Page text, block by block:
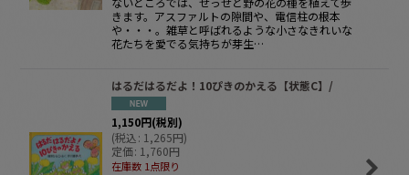
きます。アスファルトの隙間や、電信柱の根本
や・・・。雑草と呼ばれるような小さなきれいな
花たちを愛でる気持ちが芽生…
はるだはるだよ！10ぴきのかえる【状態C】/
1,150円(税別)
(税込: 1,265円)
定価: 1,760円
在庫数 1点限り